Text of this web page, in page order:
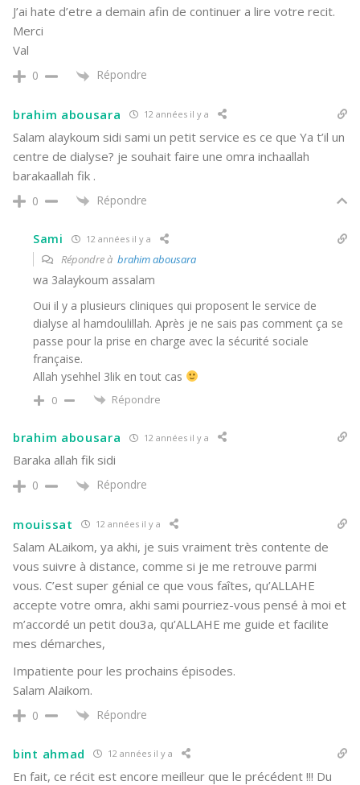
J’ai hate d’etre a demain afin de continuer a lire votre recit.
Merci
Val
0 Répondre
brahim abousara 12 années il y a
Salam alaykoum sidi sami un petit service es ce que Ya t’il un
centre de dialyse? je souhait faire une omra inchaallah
barakaallah fik .
0 Répondre
Sami 12 années il y a
Répondre à brahim abousara
wa 3alaykoum assalam
Oui il y a plusieurs cliniques qui proposent le service de
dialyse al hamdoulillah. Après je ne sais pas comment ça se
passe pour la prise en charge avec la sécurité sociale
française.
Allah ysehhel 3lik en tout cas
0 Répondre
brahim abousara 12 années il y a
Baraka allah fik sidi
0 Répondre
mouissat 12 années il y a
Salam ALaikom, ya akhi, je suis vraiment très contente de
vous suivre à distance, comme si je me retrouve parmi
vous. C’est super génial ce que vous faîtes, qu’ALLAHE
accepte votre omra, akhi sami pourriez-vous pensé à moi et
m’accordé un petit dou3a, qu’ALLAHE me guide et facilite
mes démarches,
Impatiente pour les prochains épisodes.
Salam Alaikom.
0 Répondre
bint ahmad 12 années il y a
En fait, ce récit est encore meilleur que le précédent !!! Du